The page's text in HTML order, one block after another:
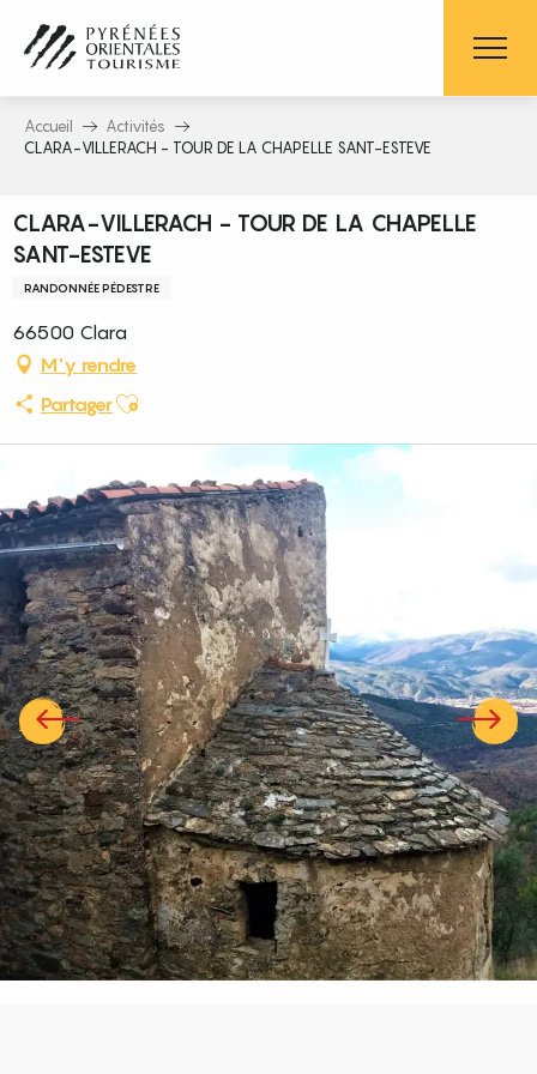
contenu
principal
Accueil
Activités
CLARA-VILLERACH - TOUR DE LA CHAPELLE SANT-ESTEVE
CLARA-VILLERACH - TOUR DE LA CHAPELLE
SANT-ESTEVE
RANDONNÉE PÉDESTRE
66500 Clara
M'y rendre
PartagerAjouter aux favoris